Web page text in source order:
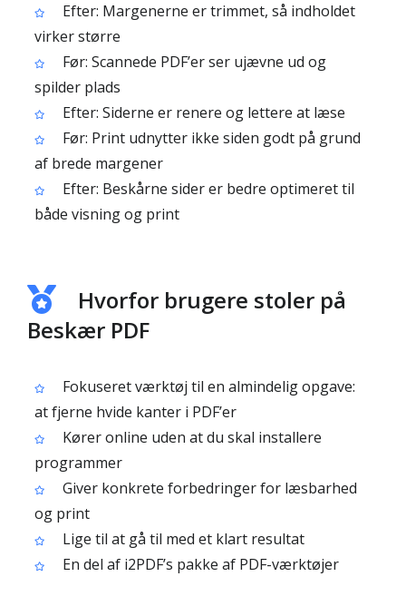
Efter: Margenerne er trimmet, så indholdet
virker større
Før: Scannede PDF’er ser ujævne ud og
spilder plads
Efter: Siderne er renere og lettere at læse
Før: Print udnytter ikke siden godt på grund
af brede margener
Efter: Beskårne sider er bedre optimeret til
både visning og print
Hvorfor brugere stoler på
Beskær PDF
Fokuseret værktøj til en almindelig opgave:
at fjerne hvide kanter i PDF’er
Kører online uden at du skal installere
programmer
Giver konkrete forbedringer for læsbarhed
og print
Lige til at gå til med et klart resultat
En del af i2PDF’s pakke af PDF-værktøjer